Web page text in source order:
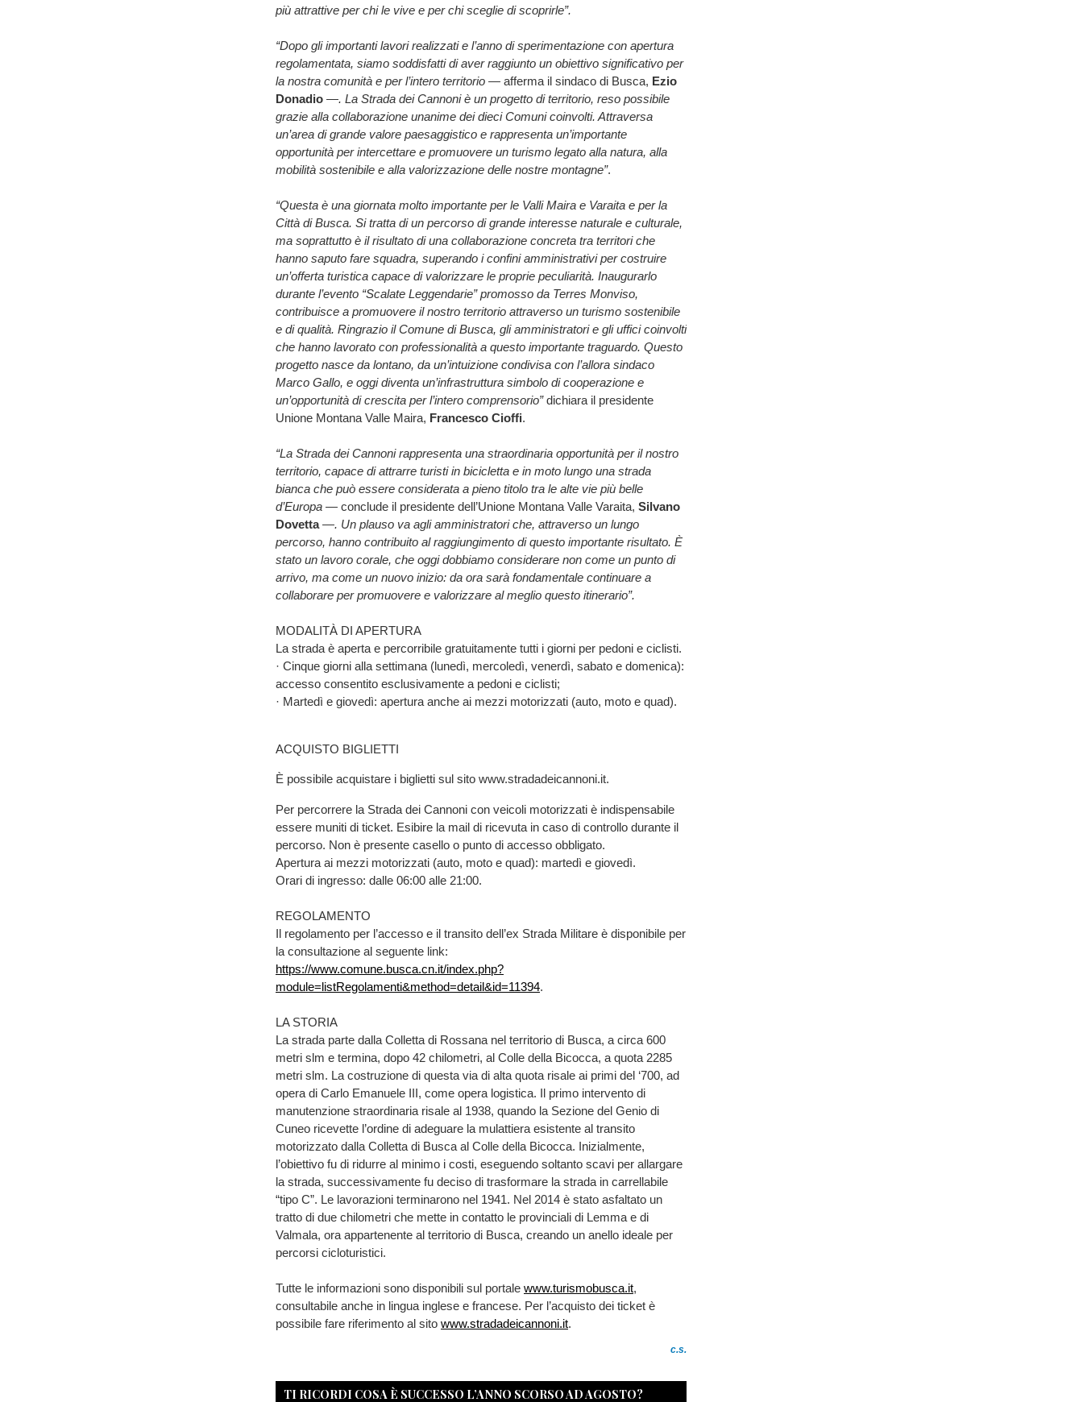
più attrattive per chi le vive e per chi sceglie di scoprirle”.
“Dopo gli importanti lavori realizzati e l’anno di sperimentazione con apertura
regolamentata, siamo soddisfatti di aver raggiunto un obiettivo significativo per
la nostra comunità e per l’intero territorio — afferma il sindaco di Busca, Ezio
Donadio —. La Strada dei Cannoni è un progetto di territorio, reso possibile
grazie alla collaborazione unanime dei dieci Comuni coinvolti. Attraversa
un’area di grande valore paesaggistico e rappresenta un’importante
opportunità per intercettare e promuovere un turismo legato alla natura, alla
mobilità sostenibile e alla valorizzazione delle nostre montagne”.
“Questa è una giornata molto importante per le Valli Maira e Varaita e per la
Città di Busca. Si tratta di un percorso di grande interesse naturale e culturale,
ma soprattutto è il risultato di una collaborazione concreta tra territori che
hanno saputo fare squadra, superando i confini amministrativi per costruire
un’offerta turistica capace di valorizzare le proprie peculiarità. Inaugurarlo
durante l’evento “Scalate Leggendarie” promosso da Terres Monviso,
contribuisce a promuovere il nostro territorio attraverso un turismo sostenibile
e di qualità. Ringrazio il Comune di Busca, gli amministratori e gli uffici coinvolti
che hanno lavorato con professionalità a questo importante traguardo. Questo
progetto nasce da lontano, da un’intuizione condivisa con l’allora sindaco
Marco Gallo, e oggi diventa un’infrastruttura simbolo di cooperazione e
un’opportunità di crescita per l’intero comprensorio”dichiara il presidente
Unione Montana Valle Maira, Francesco Cioffi.
“La Strada dei Cannoni rappresenta una straordinaria opportunità per il nostro
territorio, capace di attrarre turisti in bicicletta e in moto lungo una strada
bianca che può essere considerata a pieno titolo tra le alte vie più belle
d’Europa — conclude il presidente dell’Unione Montana Valle Varaita, Silvano
Dovetta—. Un plauso va agli amministratori che, attraverso un lungo
percorso, hanno contribuito al raggiungimento di questo importante risultato. È
stato un lavoro corale, che oggi dobbiamo considerare non come un punto di
arrivo, ma come un nuovo inizio: da ora sarà fondamentale continuare a
collaborare per promuovere e valorizzare al meglio questo itinerario”.
MODALITÀ DI APERTURA
La strada è aperta e percorribile gratuitamente tutti i giorni per pedoni e ciclisti.
· Cinque giorni alla settimana (lunedì, mercoledì, venerdì, sabato e domenica):
accesso consentito esclusivamente a pedoni e ciclisti;
· Martedì e giovedì: apertura anche ai mezzi motorizzati (auto, moto e quad).
ACQUISTO BIGLIETTI
È possibile acquistare i biglietti sul sito www.stradadeicannoni.it.
Per percorrere la Strada dei Cannoni con veicoli motorizzati è indispensabile
essere muniti di ticket. Esibire la mail di ricevuta in caso di controllo durante il
percorso. Non è presente casello o punto di accesso obbligato.
Apertura ai mezzi motorizzati (auto, moto e quad): martedì e giovedì.
Orari di ingresso: dalle 06:00 alle 21:00.
REGOLAMENTO
Il regolamento per l’accesso e il transito dell’ex Strada Militare è disponibile per
la consultazione al seguente link:
https://www.comune.busca.cn.it/index.php?
module=listRegolamenti&method=detail&id=11394.
LA STORIA
La strada parte dalla Colletta di Rossana nel territorio di Busca, a circa 600
metri slm e termina, dopo 42 chilometri, al Colle della Bicocca, a quota 2285
metri slm. La costruzione di questa via di alta quota risale ai primi del ‘700, ad
opera di Carlo Emanuele III, come opera logistica. Il primo intervento di
manutenzione straordinaria risale al 1938, quando la Sezione del Genio di
Cuneo ricevette l’ordine di adeguare la mulattiera esistente al transito
motorizzato dalla Colletta di Busca al Colle della Bicocca. Inizialmente,
l’obiettivo fu di ridurre al minimo i costi, eseguendo soltanto scavi per allargare
la strada, successivamente fu deciso di trasformare la strada in carrellabile
“tipo C”. Le lavorazioni terminarono nel 1941. Nel 2014 è stato asfaltato un
tratto di due chilometri che mette in contatto le provinciali di Lemma e di
Valmala, ora appartenente al territorio di Busca, creando un anello ideale per
percorsi cicloturistici.
Tutte le informazioni sono disponibili sul portale www.turismobusca.it,
consultabile anche in lingua inglese e francese. Per l’acquisto dei ticket è
possibile fare riferimento al sito www.stradadeicannoni.it.
c.s.
TI RICORDI COSA È SUCCESSO L’ANNO SCORSO AD AGOSTO?